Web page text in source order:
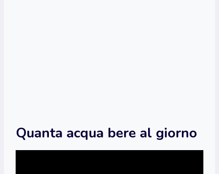
Quanta acqua bere al giorno